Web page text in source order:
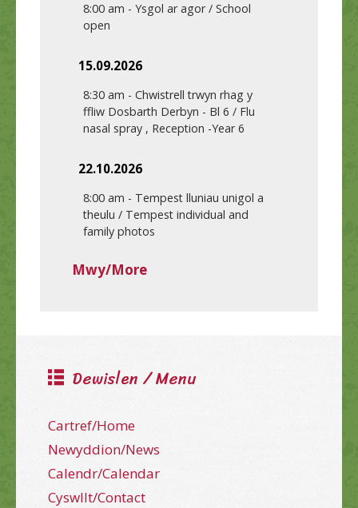
8:00 am - Ysgol ar agor / School
open
15.09.2026
8:30 am - Chwistrell trwyn rhag y
ffliw Dosbarth Derbyn - Bl 6 / Flu
nasal spray , Reception -Year 6
22.10.2026
8:00 am - Tempest lluniau unigol a
theulu / Tempest individual and
family photos
Mwy/More
Dewislen / Menu
Cartref/Home
Newyddion/News
Calendr/Calendar
Cyswllt/Contact